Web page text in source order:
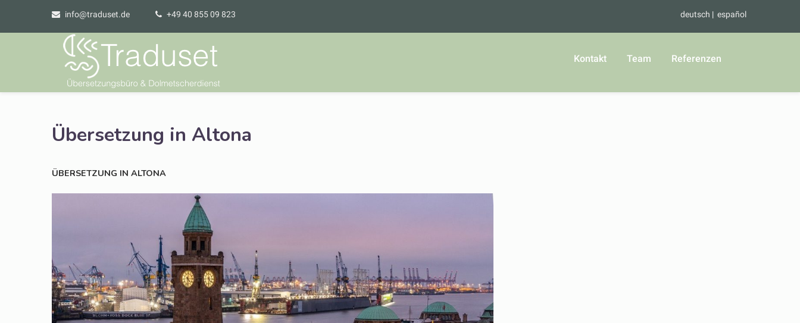
info@traduset.de +49 40 855 09 823 deutsch español
Kontakt Team Referenzen
Übersetzung in Altona
ÜBERSETZUNG IN ALTONA